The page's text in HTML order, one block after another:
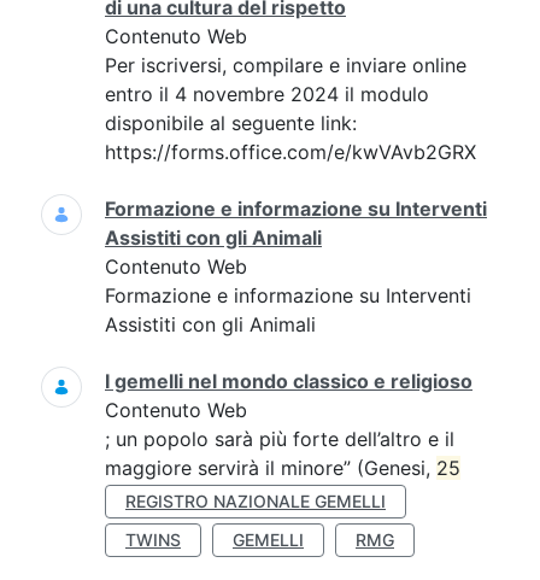
di una cultura del rispetto
Contenuto Web
Per iscriversi, compilare e inviare online
entro il 4 novembre 2024 il modulo
disponibile al seguente link:
https://forms.office.com/e/kwVAvb2GRX
Formazione e informazione su Interventi
Assistiti con gli Animali
Contenuto Web
Formazione e informazione su Interventi
Assistiti con gli Animali
I gemelli nel mondo classico e religioso
Contenuto Web
; un popolo sarà più forte dell’altro e il
maggiore servirà il minore” (Genesi, 25
REGISTRO NAZIONALE GEMELLI
TWINS
GEMELLI RMG